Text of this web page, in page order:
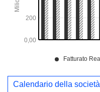
Calendario della società